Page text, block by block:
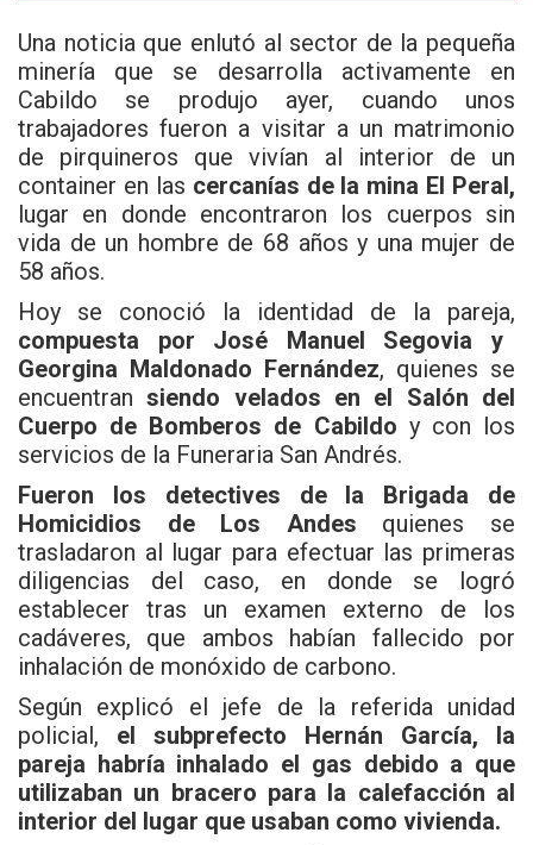
Una noticia que enlutó al sector de la pequeña
minería que se desarrolla activamente en
Cabildo se produjo ayer, cuando unos
trabajadores fueron a visitar a un matrimonio
de pirquineros que vivían al interior de un
container en las cercanías de la mina El Peral,
lugar en donde encontraron los cuerpos sin
vida de un hombre de 68 años y una mujer de
58 años.
Hoy se conoció la identidad de la pareja,
compuesta por José Manuel Segovia y
Georgina Maldonado Fernández, quienes se
encuentransiendo velados en el Salón del
Cuerpo de Bomberos de Cabildo y con los
servicios de la Funeraria San Andrés.
Fueron los detectives de la Brigada de
Homicidios de Los Andes quienes se
trasladaron al lugar para efectuar las primeras
diligencias del caso, en donde se logró
establecer tras un examen externo de los
cadáveres, que ambos habían fallecido por
inhalación de monóxido de carbono.
Según explicó el jefe de la referida unidad
policial, el subprefecto Hernán García, la
pareja habría inhalado el gas debido a que
utilizaban un bracero para la calefacción al
interior del lugar que usaban como vivienda.